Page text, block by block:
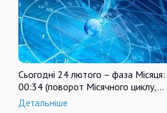
Сьогодні 24 лютого – фаза
00:34 (поворот Місячного циклу,…
Детальніше